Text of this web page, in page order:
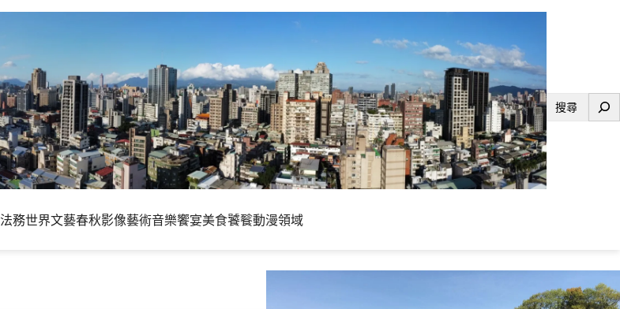
搜
法務世界文藝春秋影像藝術音樂饗宴美食饕餮動漫領域